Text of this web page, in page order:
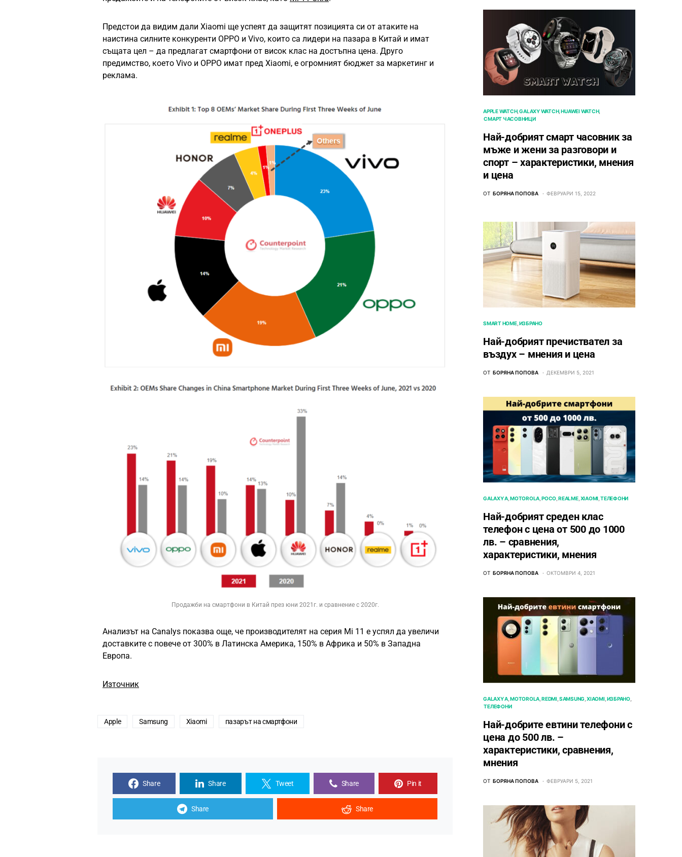
Предстои да видим дали Xiaomi ще успеят да защитят позицията си от атаките на
наистина силните конкуренти OPPO и Vivo, които са лидери на пазара в Китай и имат
същата цел – да предлагат смартфони от висок клас на достъпна цена. Друго
предимство, което Vivo и OPPO имат пред Xiaomi, е огромният бюджет за маркетинг и
реклама.
Продажби на смартфони в Китай през юни 2021г. и сравнение с 2020г.
Анализът на Canalys показва още, че производителят на серия Mi 11 е успял да увеличи
доставките с повече от 300% в Латинска Америка, 150% в Африка и 50% в Западна
Европа.
Източник
Apple Samsung Xiaomi пазарът на смартфони
Share Share Tweet Share Pin it
Share Share
APPLE WATCH GALAXY WATCH HUAWEI WATCH
СМАРТ ЧАСОВНИЦИ
Най-добрият смарт часовник за
мъже и жени за разговори и
спорт – характеристики, мнения
и цена
ОТ БОРЯНА ПОПОВА ФЕВРУАРИ 15, 2022
SMART HOME ИЗБРАНО
Най-добрият пречиствател за
въздух – мнения и цена
ОТ БОРЯНА ПОПОВА ДЕКЕМВРИ 5, 2021
GALAXY A MOTOROLA POCO REALME XIAOMI ТЕЛЕФОНИ
Най-добрият среден клас
телефон с цена от 500 до 1000
лв. – сравнения,
характеристики, мнения
ОТ БОРЯНА ПОПОВА ОКТОМВРИ 4, 2021
GALAXY A MOTOROLA REDMI SAMSUNG XIAOMI ИЗБРАНО
ТЕЛЕФОНИ
Най-добрите евтини телефони с
ценa до 500 лв. –
характeристики, сравнения,
мнения
ОТ БОРЯНА ПОПОВА ФЕВРУАРИ 5, 2021